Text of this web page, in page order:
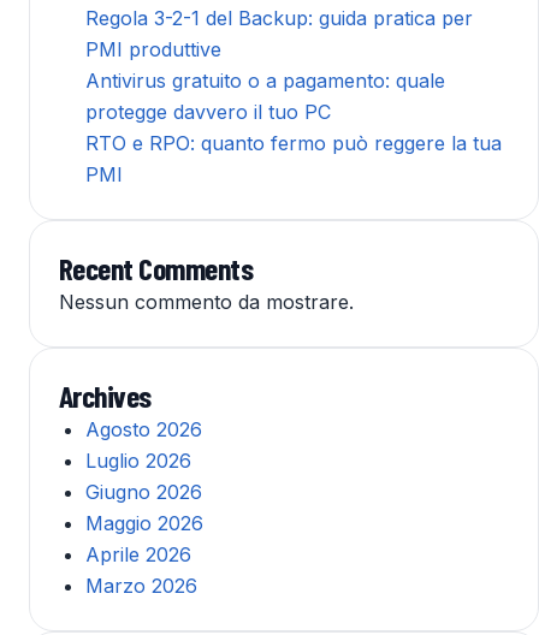
Regola 3-2-1 del Backup: guida pratica per
PMI produttive
Antivirus gratuito o a pagamento: quale
protegge davvero il tuo PC
RTO e RPO: quanto fermo può reggere la tua
PMI
Recent Comments
Nessun commento da mostrare.
Archives
Agosto 2026
Luglio 2026
Giugno 2026
Maggio 2026
Aprile 2026
Marzo 2026